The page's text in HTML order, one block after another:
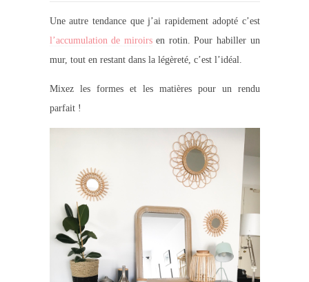
Une autre tendance que j’ai rapidement adopté c’est
l’accumulation de miroirsen rotin. Pour habiller un
mur, tout en restant dans la légèreté, c’est l’idéal.
Mixez les formes et les matières pour un rendu
parfait !